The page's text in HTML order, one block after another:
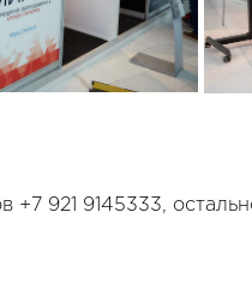
921 9145333,